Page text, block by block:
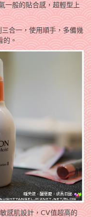
一般的貼合感，超輕型上
合一，使用順手，多備幾
的。
感肌設計，CV值超高的